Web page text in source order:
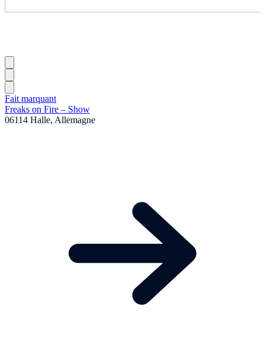
Fait marquant
Freaks on Fire – Show
06114 Halle, Allemagne